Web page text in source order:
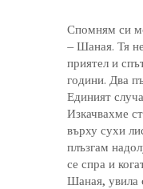
Спомням си
– Шаная. Тя
приятел и
години. Два
Единият
Изкачвахме
върху сухи
плъзгам
се спра и
Шаная, увила